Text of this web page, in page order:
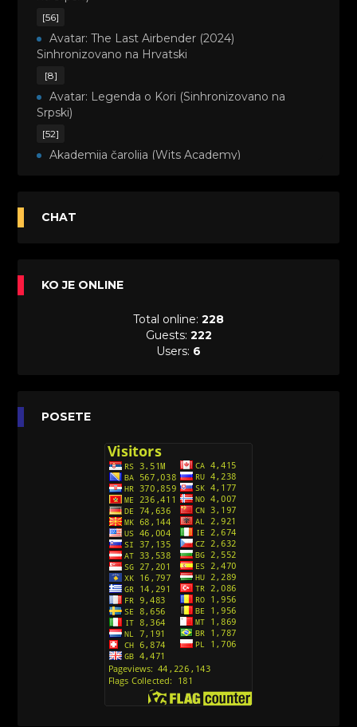
[56]
Avatar: The Last Airbender (2024)
Sinhronizovano na Hrvatski
[8]
Avatar: Legenda o Kori (Sinhronizovano na
Srpski)
[52]
Akademija čarolija (Wits Academy)
Avanture Maje i Marka (Sinhronizovano na
Sinhronizovano na Srpski
A.T.O.M. (Alpha Teens On Machines)
Sinhronizovano na Hrvatski
Anatane: Saving the Children of Okura
Avanture Kida Opasnost (Sinhronizovano na
Action Man (Sinhronizovano na Hrvatski)
Action Man (2000) Sinhronizovano na Hrvatski
Andjeoski Prijatelji (Sinhronizovano na Srpski)
Ajkuca (Sharkdog) Sinhronizovano na Srpski
Alvin i veverice (Alvinnn!!! And the Chipmunks)
Sinhronizovano na Srpski
CHAT
KO JE ONLINE
Total online: 228
Guests: 222
Users: 6
POSETE